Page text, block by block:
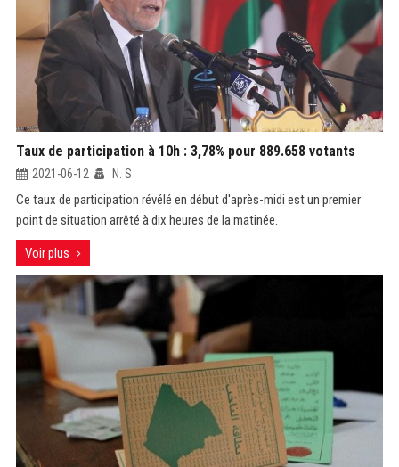
Taux de participation à 10h : 3,78% pour 889.658 votants
2021-06-12 N. S
Ce taux de participation révélé en début d'après-midi est un premier
point de situation arrêté à dix heures de la matinée.
Voir plus